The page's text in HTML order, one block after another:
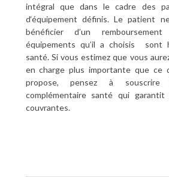
intégral que dans le cadre des
d‘équipement définis. Le patient
bénéficier d’un
équipements qu’il a choisis sont
santé. Si vous estimez que vous
en charge plus importante que ce
propose, pensez à
complémentaire santé qui
couvrantes.